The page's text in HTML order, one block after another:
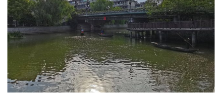
投
稿
每
诗